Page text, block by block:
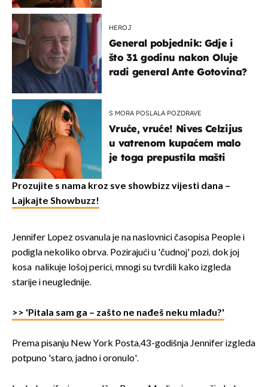
HEROJ
General pobjednik: Gdje i
što 31 godinu nakon Oluje
radi general Ante Gotovina?
S MORA POSLALA POZDRAVE
Vruće, vruće! Nives Celzijus
u vatrenom kupaćem malo
je toga prepustila mašti
Prozujite s nama kroz sve showbizz vijesti dana –
Lajkajte Showbuzz!
Jennifer Lopez osvanula je na naslovnici časopisa People i
podigla nekoliko obrva. Pozirajući u 'čudnoj' pozi, dok joj
kosa nalikuje lošoj perici, mnogi su tvrdili kako izgleda
starije i neuglednije.
>> 'Pitala sam ga – zašto ne nađeš neku mlađu?'
Prema pisanju New York Posta,43-godišnja Jennifer izgleda
potpuno 'staro, jadno i oronulo'.